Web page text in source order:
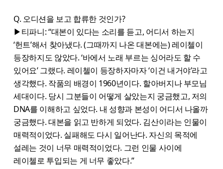
Q. 오디션을 보고 합류한 것인가?
▶티파니: “대본이 있다는 소리를 듣고, 어디서 하는지
‘헌트’해서 찾아냈다. (그때까지 나온 대본에는) 레이첼이
등장하지도 않았다. ‘바에서 노래 부르는 싱어라도 할 수
있어요’ 그랬다. 레이첼이 등장하자마자 ‘이건 내거야’라고
생각했다. 작품의 배경이 1960년이다. 할아버지나 부모님
세대이다. 당시 그분들이 어떻게 살았는지 궁금했고, 저의
DNA를 이해하고 싶었다. 내 성향과 본성이 어디서 나올까
궁금했다. 대본을 읽고 반하게 되었다. 김산이라는 인물이
매력적이었다. 실패해도 다시 일어난다. 자신의 목적에
설레는 것이 너무 매력적이었다. 그런 인물 사이에
레이첼로 투입되는 게 너무 좋았다.”